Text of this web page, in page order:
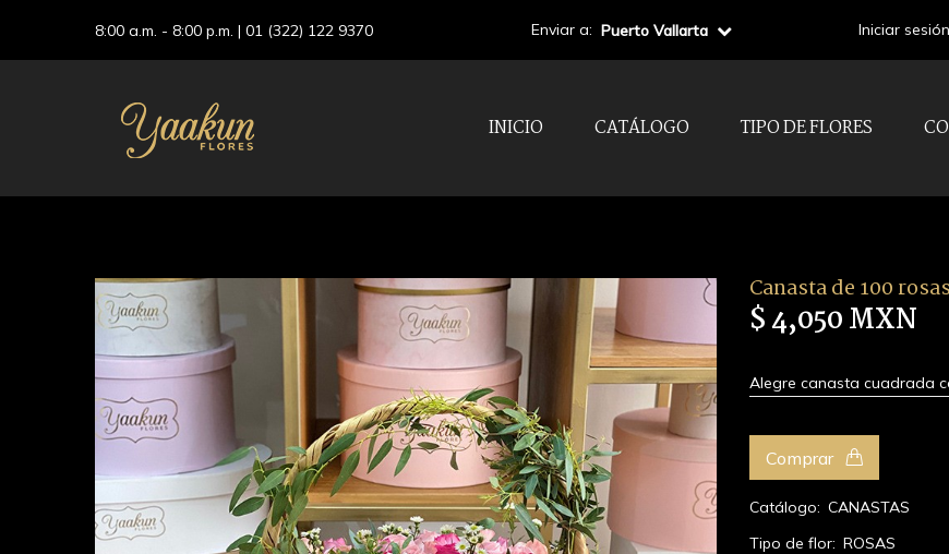
8:00 a.m. - 8:00 p.m. | 01 (322) 122 9370 Enviar a: Puerto Vallarta Iniciar sesión
INICIO CATÁLOGO TIPO DE FLORES
Canasta de 100
$ 4,050 MXN
Alegre canasta cuadrada
Comprar
Catálogo: CANASTAS
Tipo de flor: ROSAS